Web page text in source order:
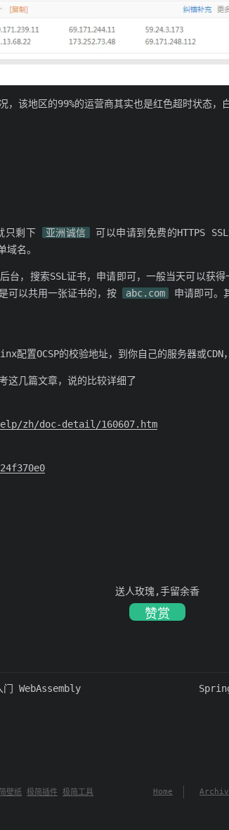
，该地区的99%的运营商其实也是红色超时状态，
只剩下 亚洲诚信 可以申请到免费的HTTPS
名。
台，搜索SSL证书，申请即可，一般当天可以获
可以共用一张证书的，按
abc.com 申请即可。
配置OCSP的校验地址，到你自己的服务器或CDN
这几篇文章，说的比较详细了
zh/doc-detail/160607.htm
送人玫瑰,手留余香
赞赏
WebAssembly
壁纸 极简插件 极简工具 Home